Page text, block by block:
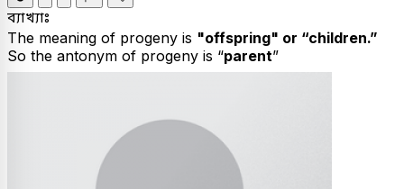
ব্যাখ্যাঃ
The meaning of progeny is "offspring" or “children.”
So the antonym of progeny is “parent”